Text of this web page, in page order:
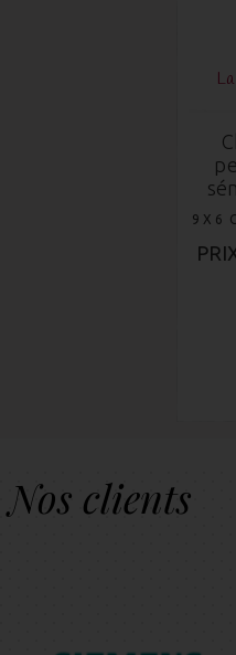
9 X 6
Nos clients